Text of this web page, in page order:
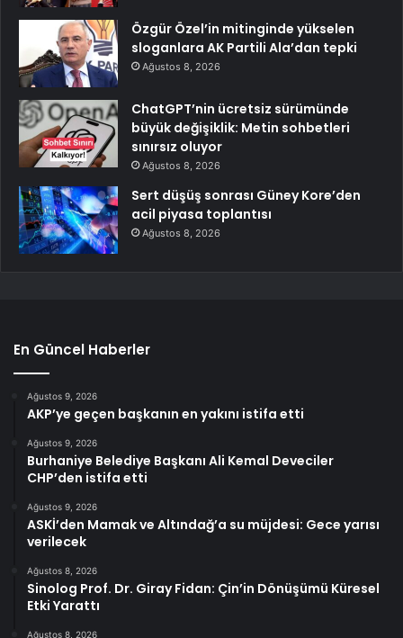
Özgür Özel’in mitinginde yükselen
sloganlara AK Partili Ala’dan tepki
Ağustos 8, 2026
ChatGPT’nin ücretsiz sürümünde
büyük değişiklik: Metin sohbetleri
sınırsız oluyor
Ağustos 8, 2026
Sert düşüş sonrası Güney Kore’den
acil piyasa toplantısı
Ağustos 8, 2026
En Güncel Haberler
Ağustos 9, 2026
AKP’ye geçen başkanın en yakını istifa etti
Ağustos 9, 2026
Burhaniye Belediye Başkanı Ali Kemal Deveciler
CHP’den istifa etti
Ağustos 9, 2026
ASKİ’den Mamak ve Altındağ’a su müjdesi: Gece yarısı
verilecek
Ağustos 8, 2026
Sinolog Prof. Dr. Giray Fidan: Çin’in Dönüşümü Küresel
Etki Yarattı
Ağustos 8, 2026